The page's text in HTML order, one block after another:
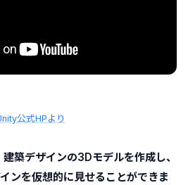
公式HPより
建築デザインの3Dモデルを作成し、
ンを仮想的に見せることができま